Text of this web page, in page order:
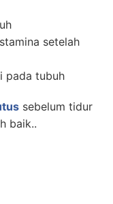
setelah
pada tubuh
sebelum tidur
baik..